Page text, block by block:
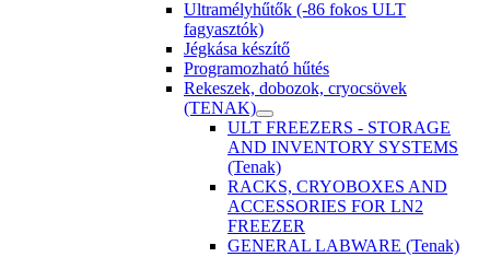
Ultramélyhűtők (-86 fokos ULT
fagyasztók)
Jégkása készítő
Programozható hűtés
Rekeszek, dobozok, cryocsövek
(TENAK)
ULT FREEZERS - STORAGE
AND INVENTORY SYSTEMS
(Tenak)
RACKS, CRYOBOXES AND
ACCESSORIES FOR LN2
FREEZER
GENERAL LABWARE (Tenak)